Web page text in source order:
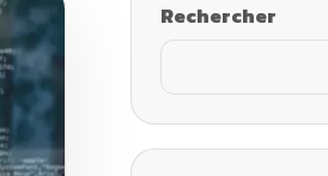
Rechercher